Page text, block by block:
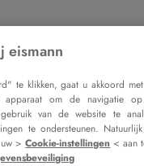
eismann
te klikken, gaat u akkoord
om de navigatie
van de website te
te ondersteunen.
uw >Cookie-instellingen < aan